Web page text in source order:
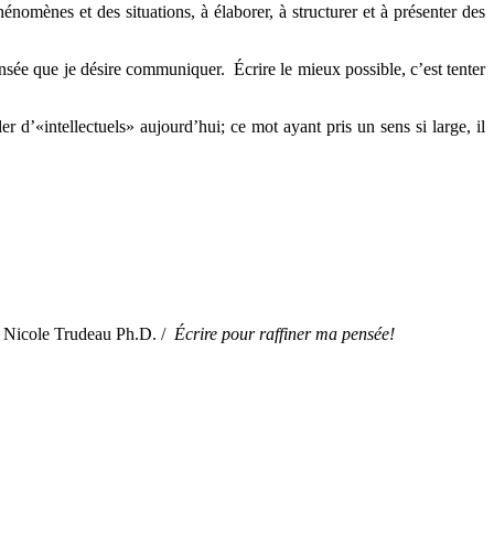
et des situations, à élaborer, à structurer et à présenter des
que je désire communiquer. Écrire le mieux possible, c’est tenter
d’«intellectuels» aujourd’hui; ce mot ayant pris un sens si large, il
Nicole Trudeau Ph.D. / Écrire pour raffiner ma pensée!